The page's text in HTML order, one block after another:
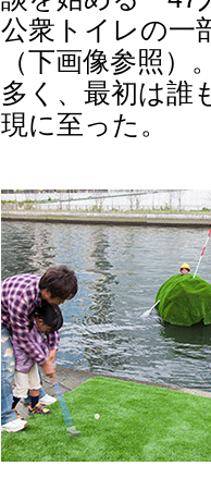
公衆トイレの一
（下画像参照
多く、最初は誰
現に至った。